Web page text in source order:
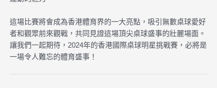
這場比賽將會成為香港體育界的一大亮點，吸引無數桌球愛好
者和觀眾前來觀戰，共同見證這場頂尖桌球盛事的壯麗場面。
讓我們一起期待，2024年的香港國際桌球明星挑戰賽，必將是
一場令人難忘的體育盛事！